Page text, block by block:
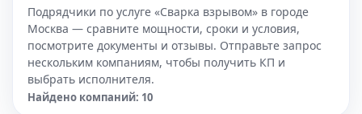
Подрядчики по услуге «Сварка взрывом» в городе
Москва — сравните мощности, сроки и условия,
посмотрите документы и отзывы. Отправьте запрос
нескольким компаниям, чтобы получить КП и
выбрать исполнителя.
Найдено компаний: 10